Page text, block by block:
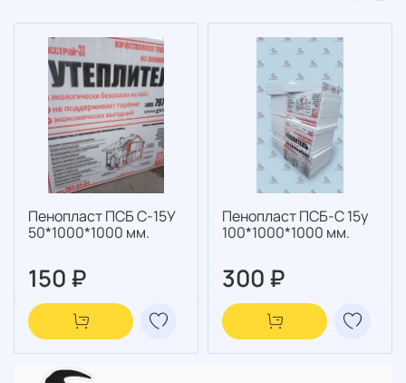
Пенопласт ПСБ С-15У
50*1000*1000 мм.
150 ₽
Пенопласт ПСБ-С 15у
100*1000*1000 мм.
300 ₽